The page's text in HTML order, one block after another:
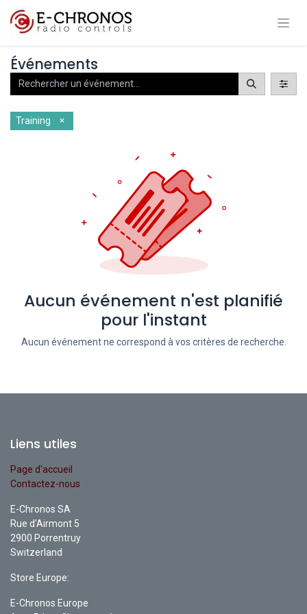
Événements
Training ×
Aucun événement n'est planifié
pour l'instant
Aucun événement ne correspond à vos critères de recherche.
Liens utiles
Page d'accueil
Contactez-nous
E-Chronos SA
Rue d'Airmont 5
2900 Porrentruy
Switzerland
Store Europe:
E-Chronos Europe